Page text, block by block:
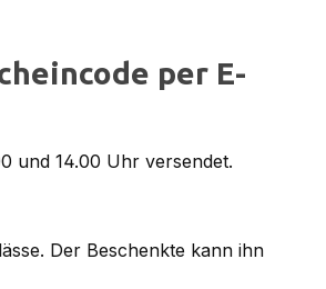
per E-
und 14.00 Uhr versendet.
Der Beschenkte kann ihn